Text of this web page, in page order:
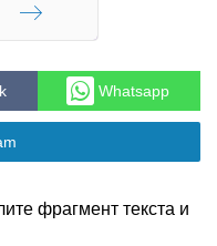
Вперед
Whatsapp
фрагмент текста и